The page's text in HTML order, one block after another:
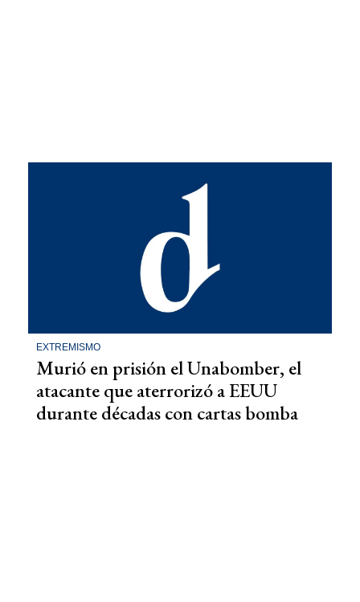
EXTREMISMO
Murió en prisión el Unabomber, el
atacante que aterrorizó a EEUU
durante décadas con cartas bomba